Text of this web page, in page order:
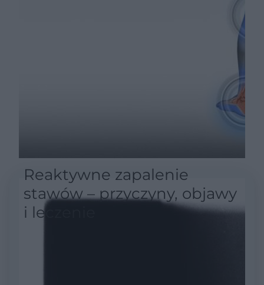
Reaktywne zapalenie
stawów – przyczyny, objawy
i leczenie